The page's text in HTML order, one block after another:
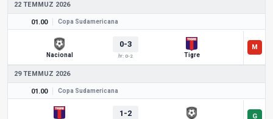
22 TEMMUZ 2026
01.00 Copa Sudamericana
Nacional
0-3
İY: 0-2 Tigre
29 TEMMUZ 2026
01.00 Copa Sudamericana
1-2